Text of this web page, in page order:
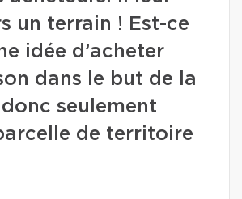
un terrain ! Est-ce
idée d’acheter
dans le but de la
seulement
de territoire